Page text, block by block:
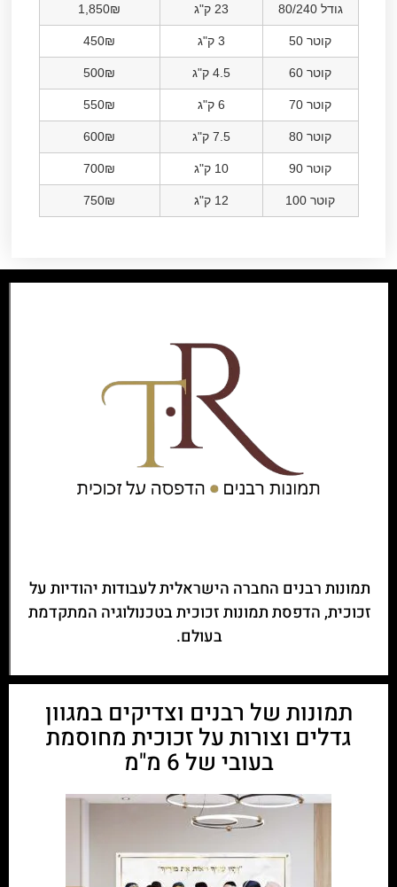
גודל 80/240 23 ק"ג 1,850₪
קוטר 50 3 ק"ג 450₪
קוטר 60 4.5 ק"ג 500₪
קוטר 70 6 ק"ג 550₪
קוטר 80 7.5 ק"ג 600₪
קוטר 90 10 ק"ג 700₪
קוטר 100 12 ק"ג 750₪
תמונות רבנים החברה הישראלית לעבודות יהודיות על
זכוכית, הדפסת תמונות זכוכית בטכנולוגיה המתקדמת
בעולם.
תמונות של רבנים וצדיקים במגוון
גדלים וצורות על זכוכית מחוסמת
בעובי של 6 מ"מ